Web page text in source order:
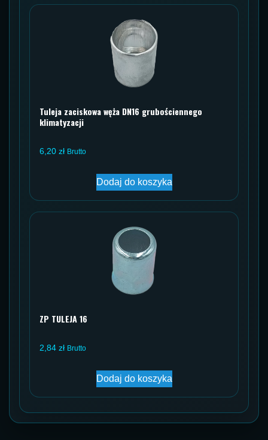
Tuleja zaciskowa węża DN16 grubościennego
klimatyzacji
6,20 zł Brutto
Dodaj do koszyka
ZP TULEJA 16
2,84 zł Brutto
Dodaj do koszyka